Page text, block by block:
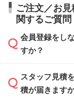
ご注文／お
関するご質問
会員登録をし
すか？
可能です。見
まま進む』ボ
スタッフ見積
積が届きます